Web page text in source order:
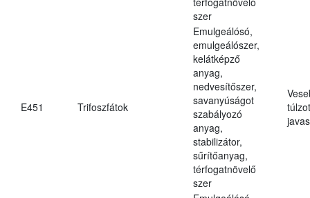
szer
E451 Trifoszfátok
Emulgeálósó,
emulgeálószer,
kelátképző
anyag,
nedvesítőszer,
savanyúságot
szabályozó
anyag,
stabilizátor,
sűrítőanyag,
térfogatnövelő
szer